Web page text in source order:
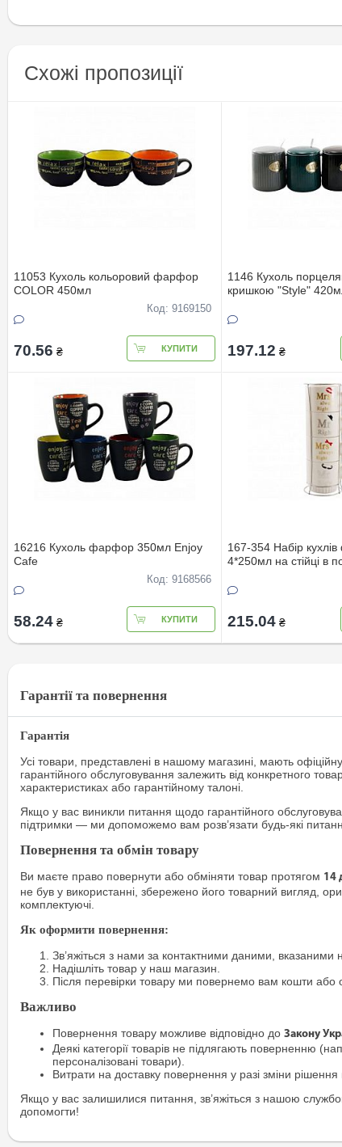
Схожі пропозиції
11053 Кухоль кольоровий фарфор
COLOR 450мл
Код: 9169150
70.56 ₴ КУПИТИ
1146 Кухоль
кришкою "Style"
197.12 ₴
16216 Кухоль фарфор 350мл Enjoy
Cafe
Код: 9168566
58.24 ₴ КУПИТИ
167-354 Набiр
4*250мл на стiйцi в
215.04 ₴
Гарантії та повернення
Гарантія
Усі товари, представлені в нашому магазині, мають
гарантійного обслуговування залежить від конкретного
характеристиках або гарантійному талоні.
Якщо у вас виникли питання щодо гарантійного
підтримки — ми допоможемо вам розв’язати будь-які
Повернення та обмін товару
Ви маєте право повернути або обміняти товар протягом 14
не був у використанні, збережено його товарний вигляд,
комплектуючі.
Як оформити повернення:
Зв’яжіться з нами за контактними даними, вказаними
Надішліть товар у наш магазин.
Після перевірки товару ми повернемо вам кошти або
Важливо
Повернення товару можливе відповідно до Закону
Деякі категорії товарів не підлягають поверненню
персоналізовані товари).
Витрати на доставку повернення у разі зміни
Якщо у вас залишилися питання, зв’яжіться з нашою
допомогти!